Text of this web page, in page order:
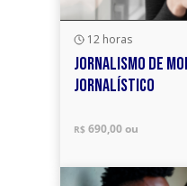
12 horas
JORNALISMO DE
JORNALÍSTICO
R$ 690,00 ou